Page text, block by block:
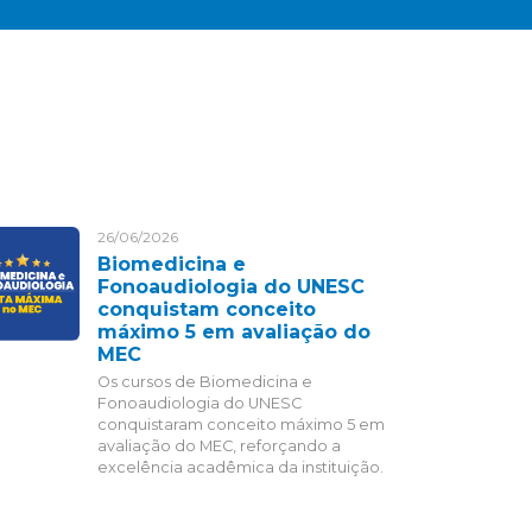
26/06/2026
Biomedicina e
Fonoaudiologia do UNESC
conquistam conceito
máximo 5 em avaliação do
MEC
Os cursos de Biomedicina e
Fonoaudiologia do UNESC
conquistaram conceito máximo 5 em
avaliação do MEC, reforçando a
excelência acadêmica da instituição.